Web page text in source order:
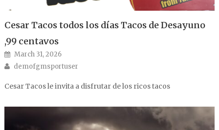
Cesar Tacos todos los días Tacos de Desayuno
,99 centavos
Posted on
March 31, 2026
Author
demofgmsportuser
Cesar Tacos le invita a disfrutar de los ricos tacos